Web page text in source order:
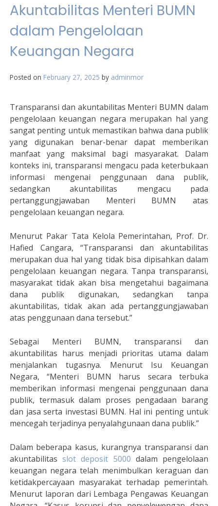
Akuntabilitas Menteri BUMN
dalam Pengelolaan
Keuangan Negara
Posted on February 27, 2025 by adminmor
Transparansi dan akuntabilitas Menteri BUMN dalam
pengelolaan keuangan negara merupakan hal yang
sangat penting untuk memastikan bahwa dana publik
yang digunakan benar-benar dapat memberikan
manfaat yang maksimal bagi masyarakat. Dalam
konteks ini, transparansi mengacu pada keterbukaan
informasi mengenai penggunaan dana publik,
sedangkan akuntabilitas mengacu pada
pertanggungjawaban Menteri BUMN atas
pengelolaan keuangan negara.
Menurut Pakar Tata Kelola Pemerintahan, Prof. Dr.
Hafied Cangara, “Transparansi dan akuntabilitas
merupakan dua hal yang tidak bisa dipisahkan dalam
pengelolaan keuangan negara. Tanpa transparansi,
masyarakat tidak akan bisa mengetahui bagaimana
dana publik digunakan, sedangkan tanpa
akuntabilitas, tidak akan ada pertanggungjawaban
atas penggunaan dana tersebut.”
Sebagai Menteri BUMN, transparansi dan
akuntabilitas harus menjadi prioritas utama dalam
menjalankan tugasnya. Menurut Isu Keuangan
Negara, “Menteri BUMN harus secara terbuka
memberikan informasi mengenai penggunaan dana
publik, termasuk dalam proses pengadaan barang
dan jasa serta investasi BUMN. Hal ini penting untuk
mencegah terjadinya penyalahgunaan dana publik.”
Dalam beberapa kasus, kurangnya transparansi dan
akuntabilitasslot deposit 5000 dalam pengelolaan
keuangan negara telah menimbulkan keraguan dan
ketidakpercayaan masyarakat terhadap pemerintah.
Menurut laporan dari Lembaga Pengawas Keuangan